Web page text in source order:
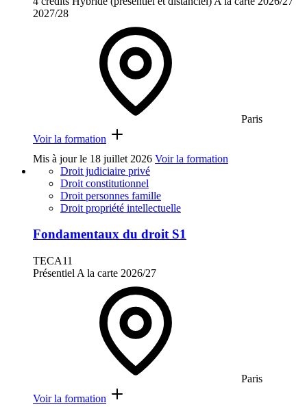
2027/28
Paris
Voir la formation
Mis à jour le 18 juillet 2026 Voir la formation
Droit judiciaire privé
Droit constitutionnel
Droit personnes famille
Droit propriété intellectuelle
Fondamentaux du droit S1
TECA11
Présentiel A la carte 2026/27
Paris
Voir la formation